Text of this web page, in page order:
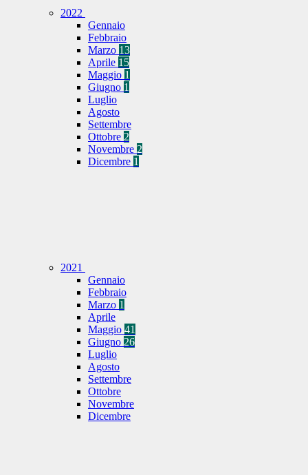
2022
Gennaio
Febbraio
Marzo 13
Aprile 15
Maggio 1
Giugno 1
Luglio
Agosto
Settembre
Ottobre 2
Novembre 2
Dicembre 1
2021
Gennaio
Febbraio
Marzo 1
Aprile
Maggio 41
Giugno 26
Luglio
Agosto
Settembre
Ottobre
Novembre
Dicembre